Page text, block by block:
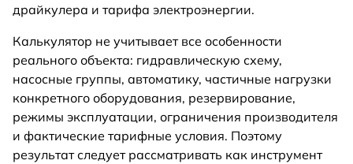
драйкулера и тарифа электроэнергии.
Калькулятор не учитывает все особенности
реального объекта: гидравлическую схему,
насосные группы, автоматику, частичные нагрузки
конкретного оборудования, резервирование,
режимы эксплуатации, ограничения производителя
и фактические тарифные условия. Поэтому
результат следует рассматривать как инструмент